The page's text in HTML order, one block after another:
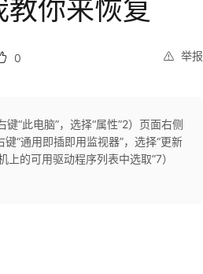
你来恢复
举报
0
“此电脑”，选择“属性”2）页面右侧
“通用即插即用监视器”，选择“更新
的可用驱动程序列表中选取”7）